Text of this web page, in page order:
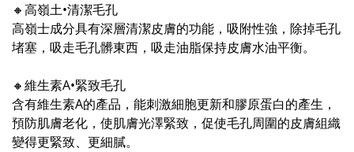
🔸高嶺土•清潔毛孔
高嶺士成分具有深層清潔皮膚的功能，吸附性強，除掉毛孔
堵塞，吸走毛孔髒東西，吸走油脂保持皮膚水油平衡。
🔸維生素A•緊致毛孔
含有維生素A的產品，能刺激細胞更新和膠原蛋白的產生，
預防肌膚老化，使肌膚光澤緊致，促使毛孔周圍的皮膚組織
變得更緊致、更細膩。